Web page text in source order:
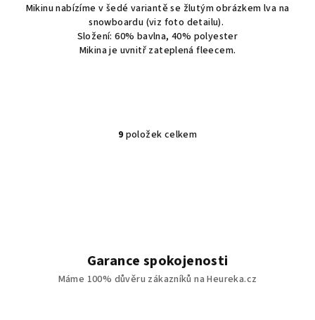
Mikinu nabízíme v šedé variantě se žlutým obrázkem lva na
snowboardu (viz foto detailu).
Složení: 60% bavlna, 40% polyester
Mikina je uvnitř zateplená fleecem.
O
p
r
9 položek celkem
Garance spokojenosti
Máme 100% důvěru zákazníků na Heureka.cz